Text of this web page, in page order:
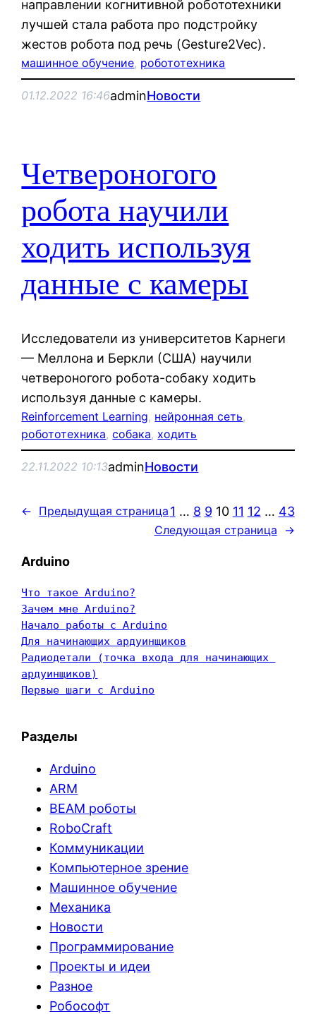
направлении когнитивной робототехники
лучшей стала работа про подстройку
жестов робота под речь (Gesture2Vec).
машинное обучение, робототехника
01.12.2022 16:46adminНовости
Четвероногого
робота научили
ходить используя
данные с камеры
Исследователи из университетов Карнеги
— Меллона и Беркли (США) научили
четвероногого робота-собаку ходить
используя данные с камеры.
Reinforcement Learning, нейронная сеть
робототехника, собака, ходить
22.11.2022 10:13adminНовости
← Предыдущая страница 1 … 8 9 10 11 12 … 43
Следующая страница →
Arduino
Что такое Arduino?
Зачем мне Arduino?
Начало работы с Arduino
Для начинающих ардуинщиков
Радиодетали (точка входа для начинающих
ардуинщиков)
Первые шаги с Arduino
Разделы
Arduino
ARM
BEAM роботы
RoboCraft
Коммуникации
Компьютерное зрение
Машинное обучение
Механика
Новости
Программирование
Проекты и идеи
Разное
Робософт